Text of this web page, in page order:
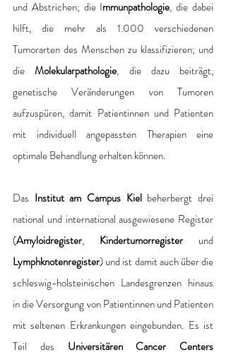
und Abstrichen; die Immunpathologie, die dabei
hilft, die mehr als 1.000 verschiedenen
Tumorarten des Menschen zu klassifizieren; und
die Molekularpathologie, die dazu beiträgt,
genetische Veränderungen von Tumoren
aufzuspüren, damit Patientinnen und Patienten
mit individuell angepassten Therapien eine
optimale Behandlung erhalten können.
Das Institut am Campus Kiel beherbergt drei
national und international ausgewiesene Register
(Amyloidregister, Kindertumorregister
Lymphknotenregister) und ist damit auch über die
schleswig-holsteinischen Landesgrenzen hinaus
in die Versorgung von Patientinnen und Patienten
mit seltenen Erkrankungen eingebunden. Es ist
Teil des Universitären Cancer Centers